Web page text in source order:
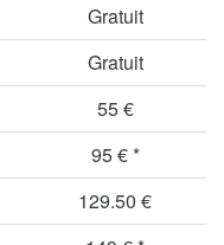
Gratuit
Gratuit
55 €
95 € *
129.50 €